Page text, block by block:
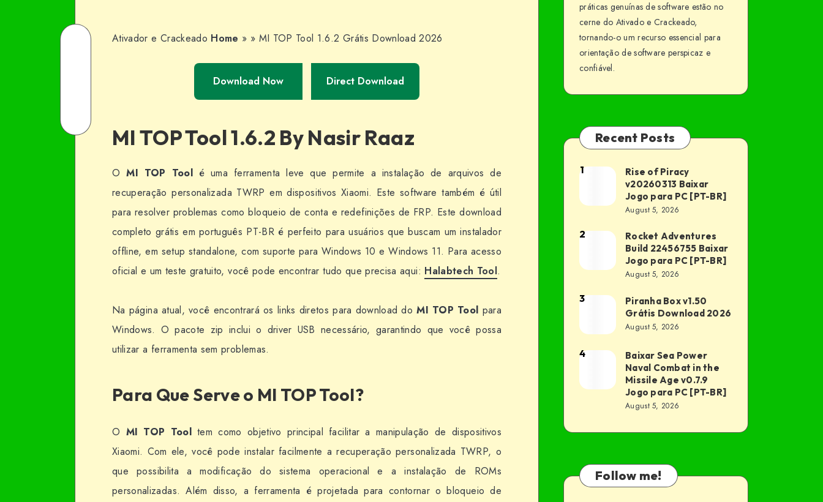
Share
Email
on
Ativador e Crackeado Home » » MI TOP Tool 1.6.2 Grátis Download 2026
Download Now Direct Download
MI TOP Tool 1.6.2 By Nasir Raaz
OMI TOP Tool é uma ferramenta leve que permite a instalação de arquivos de
recuperação personalizada TWRP em dispositivos Xiaomi. Este software também é útil
para resolver problemas como bloqueio de conta e redefinições de FRP. Este download
completo grátis em português PT-BR é perfeito para usuários que buscam um instalador
offline, em setup standalone, com suporte para Windows 10 e Windows 11. Para acesso
oficial e um teste gratuito, você pode encontrar tudo que precisa aqui: Halabtech Tool.
Na página atual, você encontrará os links diretos para download doMI TOP Tool para
Windows. O pacote zip inclui o driver USB necessário, garantindo que você possa
utilizar a ferramenta sem problemas.
Para Que Serve o MI TOP Tool?
O MI TOP Tooltem como objetivo principal facilitar a manipulação de dispositivos
Xiaomi. Com ele, você pode instalar facilmente a recuperação personalizada TWRP, o
que possibilita a modificação do sistema operacional e a instalação de ROMs
personalizadas. Além disso, a ferramenta é projetada para contornar o bloqueio de
práticas genuínas de software estão no
cerne do Ativado e Crackeado,
tornando-o um recurso essencial para
orientação de software perspicaz e
confiável.
Recent Posts
Rise
Piracy
Jogo
PC
BR]
1
Rise of Piracy
v20260313 Baixar
Jogo para PC [PT-BR]
August 5, 2026
Rocket
Adventures
Build
Jogo
PC
BR]
2
Rocket Adventures
Build 22456755 Baixar
Jogo para PC [PT-BR]
August 5, 2026
Piranha
v1.50
Grátis
2026
3
Piranha Box v1.50
Grátis Download 2026
August 5, 2026
Baixar
Power
the
Missile
4
Baixar Sea Power
Naval Combat in the
Missile Age v0.7.9
Jogo para PC [PT-BR]
August 5, 2026
Follow me!